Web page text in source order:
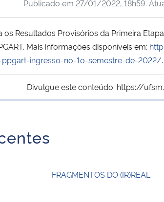
Publicado em 27/01/2022, 18h59.
Resultados Provisórios da Primeira
Mais informações disponíveis em:
ingresso-no-1o-semestre-de-2022/.
Divulgue este conteúdo: https://
FRAGMENTOS DO (IR)REAL